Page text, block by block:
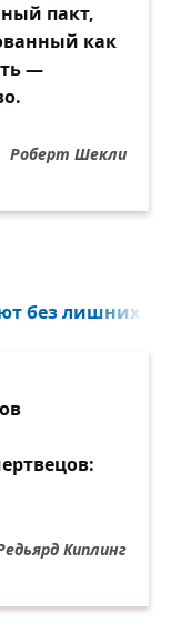
пакт,
как
—
Роберт Шекли
без лишних
Киплинг